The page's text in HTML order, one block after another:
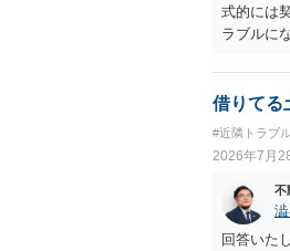
式的には
ラブルに
で、建物
れません
借りてる
#近隣トラブ
2026年7月
不
回答いた